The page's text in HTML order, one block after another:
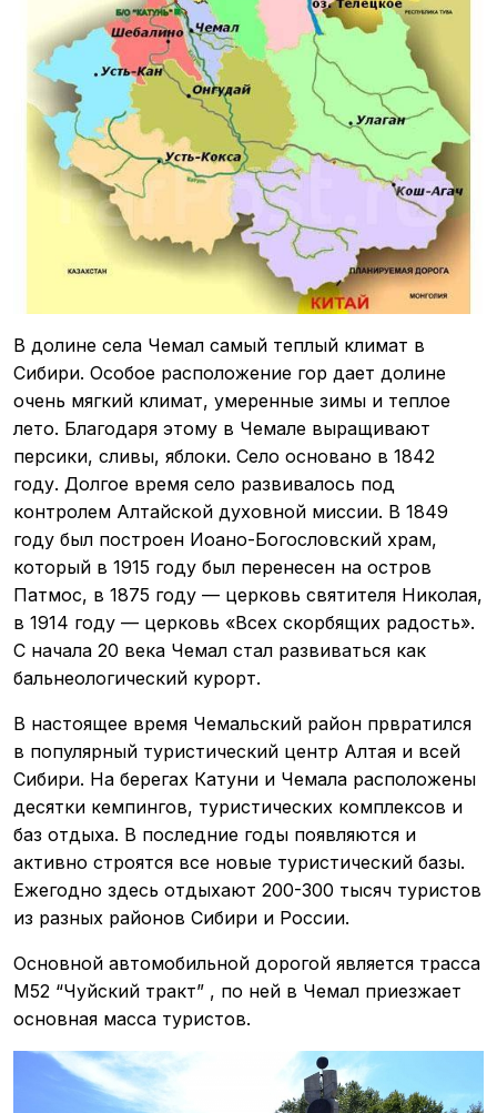
В долине села Чемал самый теплый климат в
Сибири. Особое расположение гор дает долине
очень мягкий климат, умеренные зимы и теплое
лето. Благодаря этому в Чемале выращивают
персики, сливы, яблоки. Село основано в 1842
году. Долгое время село развивалось под
контролем Алтайской духовной миссии. В 1849
году был построен Иоано-Богословский храм,
который в 1915 году был перенесен на остров
Патмос, в 1875 году — церковь святителя Николая,
в 1914 году — церковь «Всех скорбящих радость».
С начала 20 века Чемал стал развиваться как
бальнеологический курорт.
В настоящее время Чемальский район првратился
в популярный туристический центр Алтая и всей
Сибири. На берегах Катуни и Чемала расположены
десятки кемпингов, туристических комплексов и
баз отдыха. В последние годы появляются и
активно строятся все новые туристический базы.
Ежегодно здесь отдыхают 200-300 тысяч туристов
из разных районов Сибири и России.
Основной автомобильной дорогой является трасса
М52 “Чуйский тракт” , по ней в Чемал приезжает
основная масса туристов.